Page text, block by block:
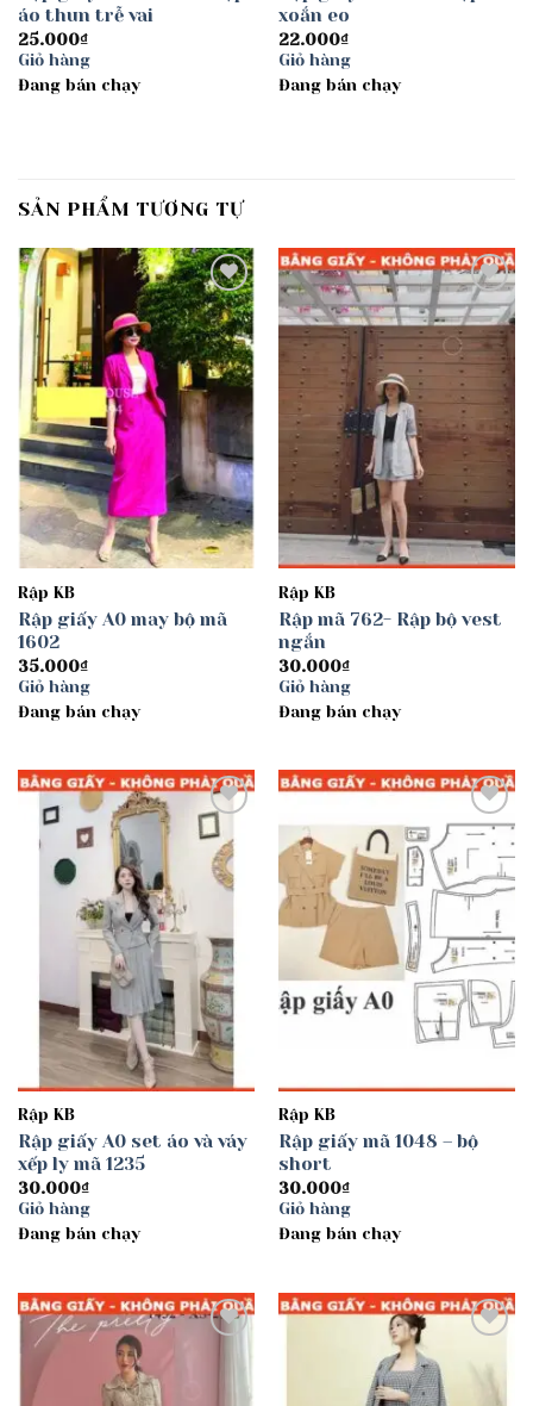
áo thun trễ vai
25.000₫
Giỏ hàng
Đang bán chạy
xoắn eo
22.000₫
Giỏ hàng
Đang bán chạy
SẢN PHẨM TƯƠNG TỰ
Add to
wishlist
Rập KB
Rập giấy A0 may bộ mã
1602
35.000₫
Giỏ hàng
Đang bán chạy
Add to
wishlist
Rập KB
Rập mã 762- Rập bộ vest
ngắn
30.000₫
Giỏ hàng
Đang bán chạy
Add to
wishlist
Rập KB
Rập giấy A0 set áo và váy
xếp ly mã 1235
30.000₫
Giỏ hàng
Đang bán chạy
Add to
wishlist
Rập KB
Rập giấy mã 1048 – bộ
short
30.000₫
Giỏ hàng
Đang bán chạy
wishlist